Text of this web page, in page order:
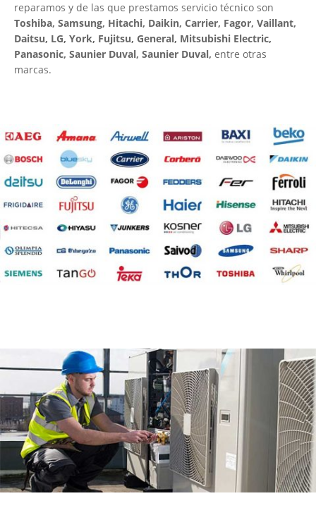
reparamos y de las que prestamos servicio técnico son
Toshiba, Samsung, Hitachi, Daikin, Carrier, Fagor, Vaillant,
Daitsu, LG, York, Fujitsu, General, Mitsubishi Electric,
Panasonic, Saunier Duval, Saunier Duval, entre otras
marcas.